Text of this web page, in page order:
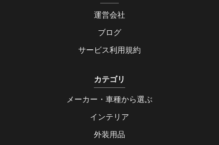
運営会社
ブログ
サービス利用規約
カテゴリ
メーカー・車種から選ぶ
インテリア
外装用品